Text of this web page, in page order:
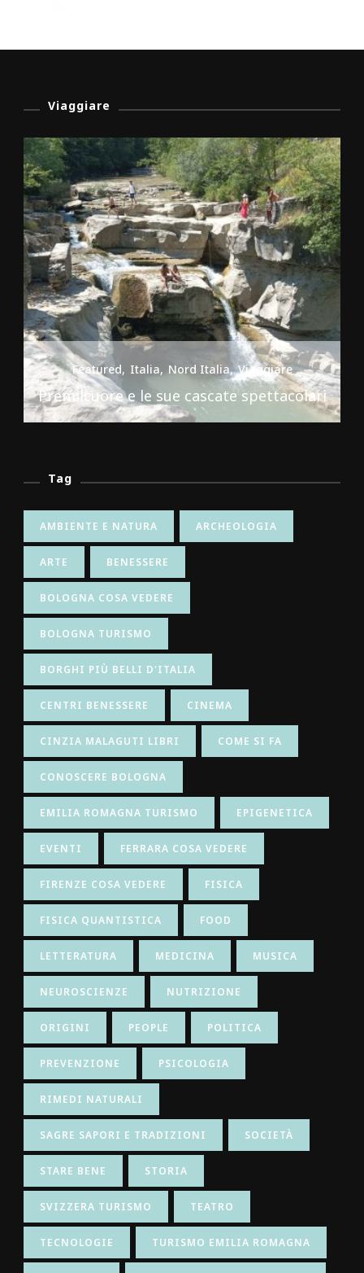
Viaggiare
Featured Italia Nord Italia Viaggiare
Premilcuore e le sue cascate spettacolari
Tag
AMBIENTE E NATURA ARCHEOLOGIA
ARTE BENESSERE
BOLOGNA COSA VEDERE
BOLOGNA TURISMO
BORGHI PIÙ BELLI D'ITALIA
CENTRI BENESSERE CINEMA
CINZIA MALAGUTI LIBRI COME SI FA
CONOSCERE BOLOGNA
EMILIA ROMAGNA TURISMO EPIGENETICA
EVENTI FERRARA COSA VEDERE
FIRENZE COSA VEDERE FISICA
FISICA QUANTISTICA FOOD
LETTERATURA MEDICINA MUSICA
NEUROSCIENZE NUTRIZIONE
ORIGINI PEOPLE POLITICA
PREVENZIONE PSICOLOGIA
RIMEDI NATURALI
SAGRE SAPORI E TRADIZIONI SOCIETÀ
STARE BENE STORIA
SVIZZERA TURISMO TEATRO
TECNOLOGIE TURISMO EMILIA ROMAGNA